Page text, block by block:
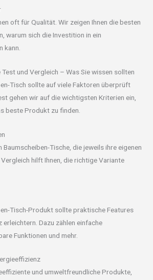
oft für Qualität. Wir zeigen Ihnen die besten
warum sich die Investition in ein
kann.
und Vergleich – Was Sie wissen sollten
Tisch sollte auf viele Faktoren überprüft
gehen wir auf die wichtigsten Kriterien ein,
beste Produkt zu finden.
Tische, die jeweils ihre eigenen
hilft Ihnen, die richtige Variante
Tisch-Produkt sollte praktische Features
erleichtern. Dazu zählen einfache
Funktionen und mehr.
und umweltfreundliche Produkte,